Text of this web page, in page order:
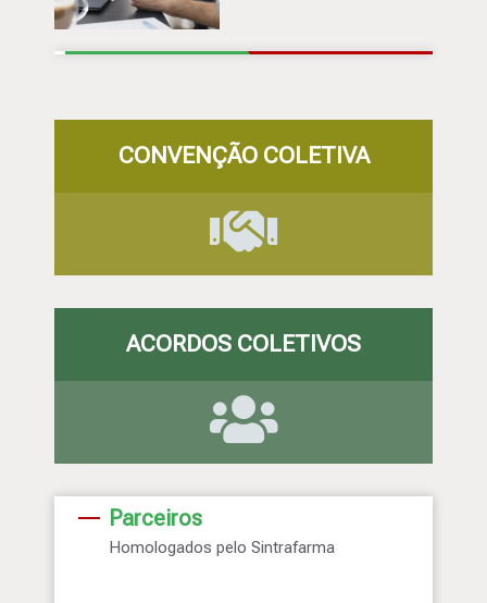
CONVENÇÃO COLETIVA
ACORDOS COLETIVOS
Parceiros
Homologados pelo Sintrafarma